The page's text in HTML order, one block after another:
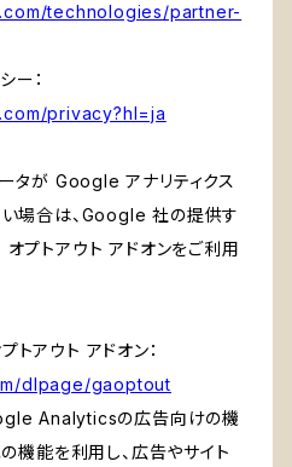
technologies/partner-
ー：
privacy?hl=ja
タが Google アナリティクス
場合は、Google 社の提供す
プトアウト アドオンをご利用
アウト アドオン：
dlpage/gaoptout
Analyticsの広告向けの機
機能を利用し、広告やサイト